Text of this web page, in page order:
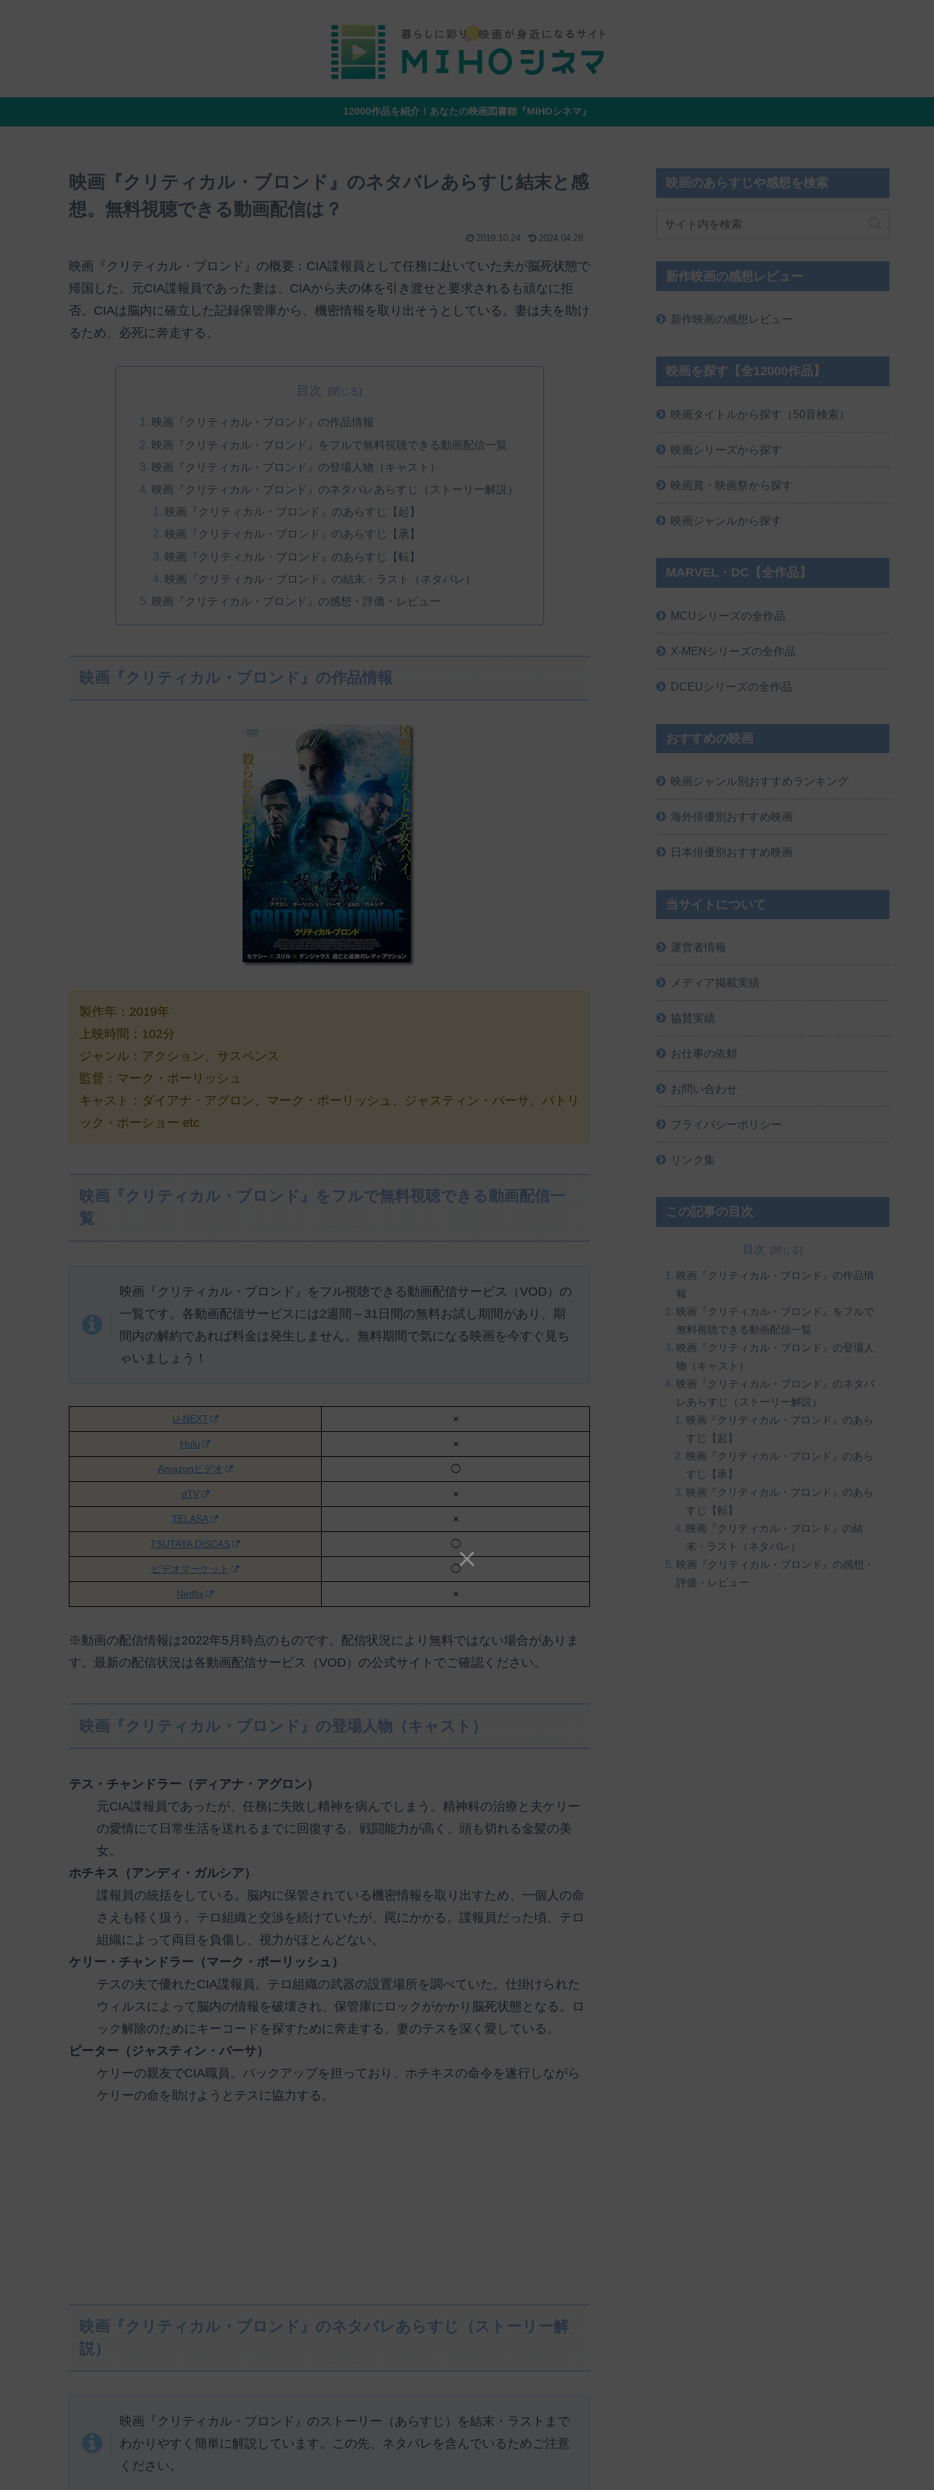
12000作品を紹介！あなたの映画図書館『MIHOシネマ』
映画『クリティカル・ブロンド』のネタバレあらすじ結末と感
想。無料視聴できる動画配信は？
2019.10.24 2024.04.28
映画『クリティカル・ブロンド』の概要：CIA諜報員として任務に赴いていた夫が脳死状態で
帰国した。元CIA諜報員であった妻は、CIAから夫の体を引き渡せと要求されるも頑なに拒
否。CIAは脳内に確立した記録保管庫から、機密情報を取り出そうとしている。妻は夫を助け
るため、必死に奔走する。
目次
映画『クリティカル・ブロンド』の作品情報
映画『クリティカル・ブロンド』をフルで無料視聴できる動画配信一覧
映画『クリティカル・ブロンド』の登場人物（キャスト）
映画『クリティカル・ブロンド』のネタバレあらすじ（ストーリー解説）
映画『クリティカル・ブロンド』のあらすじ【起】
映画『クリティカル・ブロンド』のあらすじ【承】
映画『クリティカル・ブロンド』のあらすじ【転】
映画『クリティカル・ブロンド』の結末・ラスト（ネタバレ）
映画『クリティカル・ブロンド』の感想・評価・レビュー
映画『クリティカル・ブロンド』の作品情報
製作年：2019年
上映時間：102分
ジャンル：アクション、サスペンス
監督：マーク・ポーリッシュ
キャスト：ダイアナ・アグロン、マーク・ポーリッシュ、ジャスティン・バーサ、パトリ
ック・ボーショー etc
映画『クリティカル・ブロンド』をフルで無料視聴できる動画配信一
覧
映画『クリティカル・ブロンド』をフル視聴できる動画配信サービス（VOD）の
一覧です。各動画配信サービスには2週間～31日間の無料お試し期間があり、期
間内の解約であれば料金は発生しません。 無料期間で気になる映画を今すぐ見ち
ゃいましょう！
U-NEXT ×
Hulu ×
Amazonビデオ ◯
dTV ×
TELASA ×
TSUTAYA DISCAS ◯
ビデオマーケット ◯
Netflix ×
※動画の配信情報は2022年5月時点のものです。配信状況により無料ではない場合がありま
す。最新の配信状況は各動画配信サービス（VOD）の公式サイトでご確認ください。
映画『クリティカル・ブロンド』の登場人物（キャスト）
テス・チャンドラー（ディアナ・アグロン）
元CIA諜報員であったが、任務に失敗し精神を病んでしまう。精神科の治療と夫ケリー
の愛情にて日常生活を送れるまでに回復する。戦闘能力が高く、頭も切れる金髪の美
女。
ホチキス（アンディ・ガルシア）
諜報員の統括をしている。脳内に保管されている機密情報を取り出すため、一個人の命
さえも軽く扱う。テロ組織と交渉を続けていたが、罠にかかる。諜報員だった頃、テロ
組織によって両目を負傷し、視力がほとんどない。
ケリー・チャンドラー（マーク・ポーリッシュ）
テスの夫で優れたCIA諜報員。テロ組織の武器の設置場所を調べていた。仕掛けられた
ウィルスによって脳内の情報を破壊され、保管庫にロックがかかり脳死状態となる。ロ
ック解除のためにキーコードを探すために奔走する。妻のテスを深く愛している。
ピーター（ジャスティン・バーサ）
ケリーの親友でCIA職員。バックアップを担っており、ホチキスの命令を遂行しながら
ケリーの命を助けようとテスに協力する。
映画『クリティカル・ブロンド』のネタバレあらすじ（ストーリー解
説）
映画『クリティカル・ブロンド』のストーリー（あらすじ）を結末・ラストまで
わかりやすく簡単に解説しています。この先、ネタバレを含んでいるためご注意
ください。
映画のあらすじや感想を検索
新作映画の感想レビュー
新作映画の感想レビュー
映画を探す【全12000作品】
映画タイトルから探す（50音検索）
映画シリーズから探す
映画賞・映画祭から探す
映画ジャンルから探す
MARVEL・DC【全作品】
MCUシリーズの全作品
X-MENシリーズの全作品
DCEUシリーズの全作品
おすすめの映画
映画ジャンル別おすすめランキング
海外俳優別おすすめ映画
日本俳優別おすすめ映画
当サイトについて
運営者情報
メディア掲載実績
協賛実績
お仕事の依頼
お問い合わせ
プライバシーポリシー
リンク集
この記事の目次
目次
映画『クリティカル・ブロンド』の作品情
報
映画『クリティカル・ブロンド』をフルで
無料視聴できる動画配信一覧
映画『クリティカル・ブロンド』の登場人
物（キャスト）
映画『クリティカル・ブロンド』のネタバ
レあらすじ（ストーリー解説）
映画『クリティカル・ブロンド』のあら
すじ【起】
映画『クリティカル・ブロンド』のあら
すじ【承】
映画『クリティカル・ブロンド』のあら
すじ【転】
映画『クリティカル・ブロンド』の結
末・ラスト（ネタバレ）
映画『クリティカル・ブロンド』の感想・
評価・レビュー